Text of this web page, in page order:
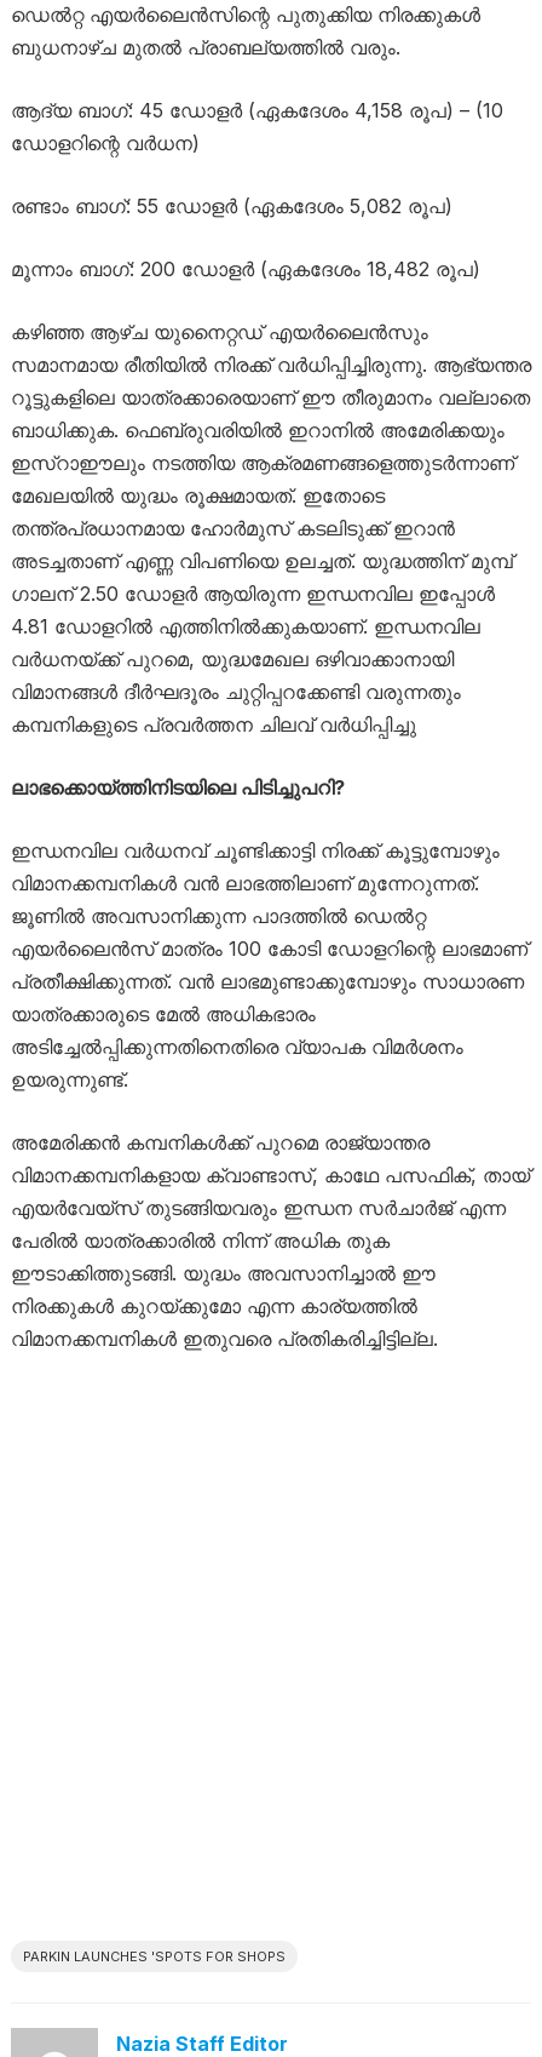
ഡെൽറ്റ എയർലൈൻസിന്റെ പുതുക്കിയ നിരക്കുകൾ
ബുധനാഴ്ച മുതൽ പ്രാബല്യത്തിൽ വരും.
ആദ്യ ബാഗ്: 45 ഡോളർ (ഏകദേശം 4,158 രൂപ) – (10
ഡോളറിന്റെ വർധന)
രണ്ടാം ബാഗ്: 55 ഡോളർ (ഏകദേശം 5,082 രൂപ)
മൂന്നാം ബാഗ്: 200 ഡോളർ (ഏകദേശം 18,482 രൂപ)
കഴിഞ്ഞ ആഴ്ച യുനൈറ്റഡ് എയർലൈൻസും
സമാനമായ രീതിയിൽ നിരക്ക് വർധിപ്പിച്ചിരുന്നു. ആഭ്യന്തര
റൂട്ടുകളിലെ യാത്രക്കാരെയാണ് ഈ തീരുമാനം വല്ലാതെ
ബാധിക്കുക. ഫെബ്രുവരിയിൽ ഇറാനിൽ അമേരിക്കയും
ഇസ്റാഈലും നടത്തിയ ആക്രമണങ്ങളെത്തുടർന്നാണ്
മേഖലയിൽ യുദ്ധം രൂക്ഷമായത്. ഇതോടെ
തന്ത്രപ്രധാനമായ ഹോർമുസ് കടലിടുക്ക് ഇറാൻ
അടച്ചതാണ് എണ്ണ വിപണിയെ ഉലച്ചത്. യുദ്ധത്തിന് മുമ്പ്
ഗാലന് 2.50 ഡോളർ ആയിരുന്ന ഇന്ധനവില ഇപ്പോൾ
4.81 ഡോളറിൽ എത്തിനിൽക്കുകയാണ്. ഇന്ധനവില
വർധനയ്ക്ക് പുറമെ, യുദ്ധമേഖല ഒഴിവാക്കാനായി
വിമാനങ്ങൾ ദീർഘദൂരം ചുറ്റിപ്പറക്കേണ്ടി വരുന്നതും
കമ്പനികളുടെ പ്രവർത്തന ചിലവ് വർധിപ്പിച്ചു
ലാഭക്കൊയ്ത്തിനിടയിലെ പിടിച്ചുപറി?
ഇന്ധനവില വർധനവ് ചൂണ്ടിക്കാട്ടി നിരക്ക് കൂട്ടുമ്പോഴും
വിമാനക്കമ്പനികൾ വൻ ലാഭത്തിലാണ് മുന്നേറുന്നത്.
ജൂണിൽ അവസാനിക്കുന്ന പാദത്തിൽ ഡെൽറ്റ
എയർലൈൻസ് മാത്രം 100 കോടി ഡോളറിന്റെ ലാഭമാണ്
പ്രതീക്ഷിക്കുന്നത്. വൻ ലാഭമുണ്ടാക്കുമ്പോഴും സാധാരണ
യാത്രക്കാരുടെ മേൽ അധികഭാരം
അടിച്ചേൽപ്പിക്കുന്നതിനെതിരെ വ്യാപക വിമർശനം
ഉയരുന്നുണ്ട്.
അമേരിക്കൻ കമ്പനികൾക്ക് പുറമെ രാജ്യാന്തര
വിമാനക്കമ്പനികളായ ക്വാണ്ടാസ്, കാഥേ പസഫിക്, തായ്
എയർവേയ്‌സ് തുടങ്ങിയവരും ഇന്ധന സർചാർജ് എന്ന
പേരിൽ യാത്രക്കാരിൽ നിന്ന് അധിക തുക
ഈടാക്കിത്തുടങ്ങി. യുദ്ധം അവസാനിച്ചാൽ ഈ
നിരക്കുകൾ കുറയ്ക്കുമോ എന്ന കാര്യത്തിൽ
വിമാനക്കമ്പനികൾ ഇതുവരെ പ്രതികരിച്ചിട്ടില്ല.
PARKIN LAUNCHES 'SPOTS FOR SHOPS
Nazia Staff Editor